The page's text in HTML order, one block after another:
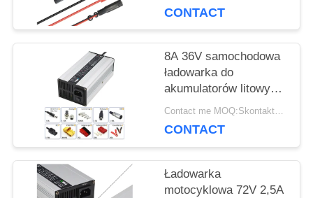
SITEMAP
PRIVACY
POLICY
CONTACT
8A 36V samochodowa
ładowarka do
akumulatorów litowych
o dużej mocy do
Contact me MOQ:Skontaktuj się ze mną
CONTACT
Ładowarka
motocyklowa 72V 2,5A